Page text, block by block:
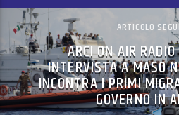
ARTICOLO
ARCI ON AIR
INTERVISTA A MASO
INCONTRA I PRIMI
GOVERNO IN